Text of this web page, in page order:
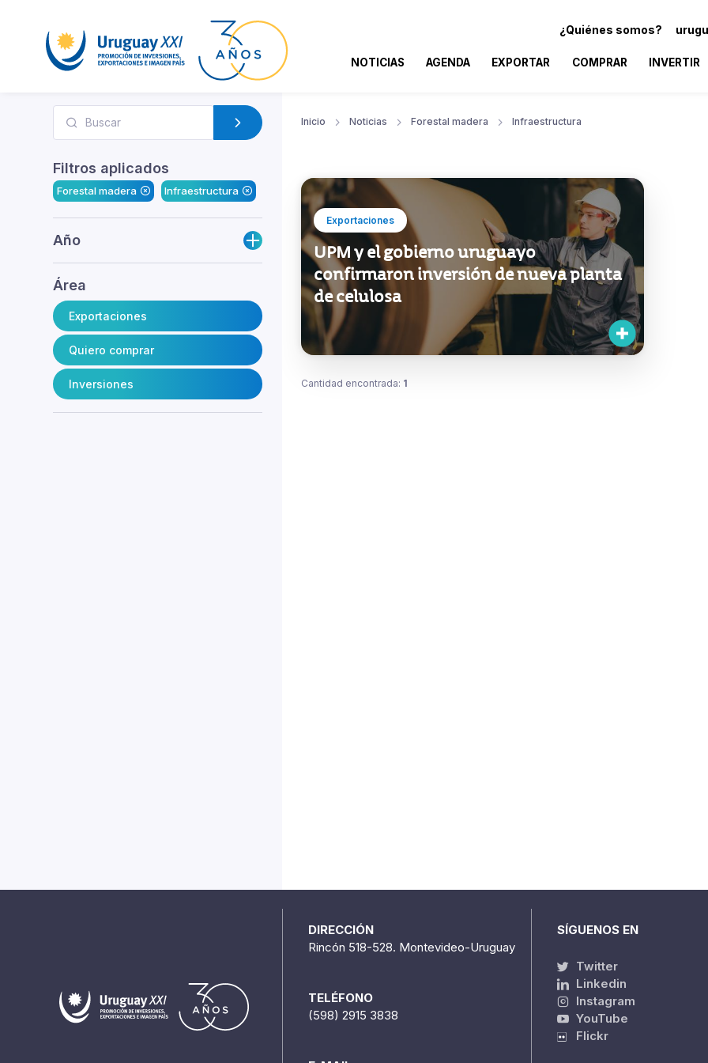
¿Quiénes somos?
NOTICIAS AGENDA EXPORTAR COMPRAR INVERTIR
Filtros aplicados
Forestal madera Infraestructura
Año
Área
Exportaciones
Quiero comprar
Inversiones
Inicio Noticias Forestal madera Infraestructura
Exportaciones
UPM y el gobierno uruguayo
confirmaron inversión de nueva planta
de celulosa
Cantidad encontrada: 1
DIRECCIÓN
Rincón 518-528. Montevideo-Uruguay
TELÉFONO
(598) 2915 3838
SÍGUENOS EN
Twitter
Linkedin
Instagram
YouTube
Flickr